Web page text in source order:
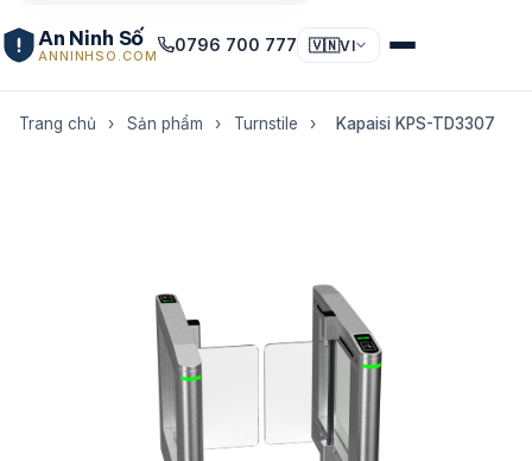
An Ninh Số
ANNINHSO.COM
0796 700 777 🇻🇳VI
Trang chủ › Sản phẩm › Turnstile › Kapaisi KPS-TD3307